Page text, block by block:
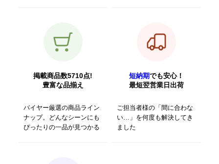
掲載商品数5710点!
豊富な品揃え
バイヤー厳選の商品ライン
ナップ。どんなシーンにも
ぴったりの一品が見つかる
短納期でも安心！
最短翌営業日出荷
ご担当者様の「間に合わな
い…」を何度も解決してき
ました